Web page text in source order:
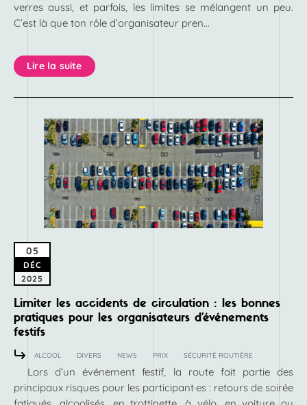
verres aussi, et parfois, les limites se mélangent un peu.
C’est là que ton rôle d’organisateur pren...
Lire la suite
05
DÉC
2025
Limiter les accidents de circulation : les bonnes
pratiques pour les organisateurs d’événements
festifs
ALCOOL DIVERS NEWS PRIX SÉCURITÉ ROUTIÈRE
Lors d’un événement festif, la route fait partie des
principaux risques pour les participant·es : retours de soirée